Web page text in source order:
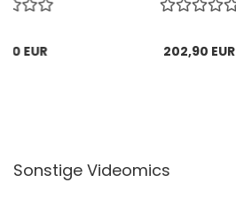
EUR 202,90 EUR
Sonstige Videomics